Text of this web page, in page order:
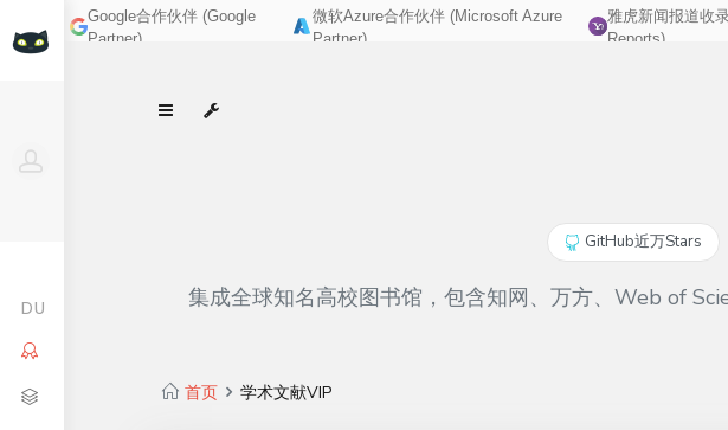
DU
Google合作伙伴 (Google
Partner)
微软Azure合作伙伴 (Microsoft Azure
Partner)
雅虎新闻报道收
Reports)
http://yemao.one
GitHub近万Stars
集成全球知名高校图书馆，包含知网、万方、Web of
首页 学术文献VIP